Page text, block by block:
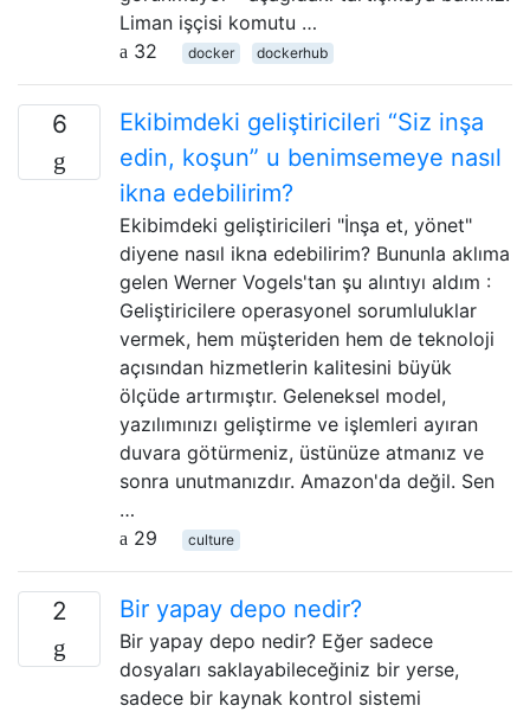
Liman işçisi komutu …
32
docker dockerhub
6
Ekibimdeki geliştiricileri “Siz inşa
edin, koşun” u benimsemeye nasıl
ikna edebilirim?
Ekibimdeki geliştiricileri "İnşa et, yönet"
diyene nasıl ikna edebilirim? Bununla aklıma
gelen Werner Vogels'tan şu alıntıyı aldım :
Geliştiricilere operasyonel sorumluluklar
vermek, hem müşteriden hem de teknoloji
açısından hizmetlerin kalitesini büyük
ölçüde artırmıştır. Geleneksel model,
yazılımınızı geliştirme ve işlemleri ayıran
duvara götürmeniz, üstünüze atmanız ve
sonra unutmanızdır. Amazon'da değil. Sen
…
29
culture
2 Bir yapay depo nedir?
Bir yapay depo nedir? Eğer sadece
dosyaları saklayabileceğiniz bir yerse,
sadece bir kaynak kontrol sistemi